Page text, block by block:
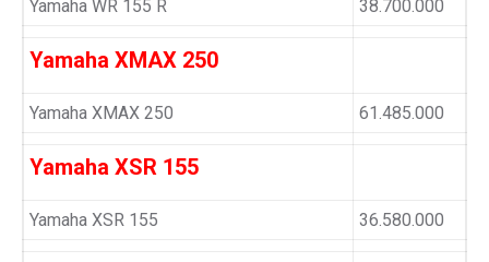
Yamaha WR 155 R 38.700.000
Yamaha XMAX 250
Yamaha XMAX 250 61.485.000
Yamaha XSR 155
Yamaha XSR 155 36.580.000